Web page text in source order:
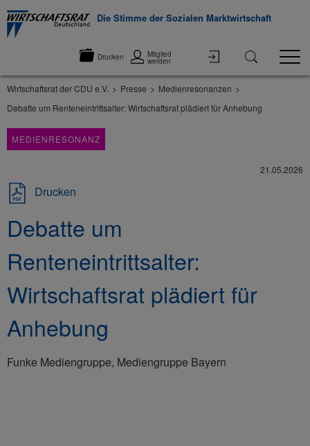
Die Stimme der Sozialen Marktwirtschaft
Drucken Mitglied
werden
Wirtschaftsrat der CDU e.V. Presse
Medienresonanzen
Debatte um Renteneintrittsalter: Wirtschaftsrat plädiert für Anhebung
MEDIENRESONANZ
21.05.2026
Drucken
Debatte um
Renteneintrittsalter:
Wirtschaftsrat plädiert für
Anhebung
Funke Mediengruppe, Mediengruppe Bayern